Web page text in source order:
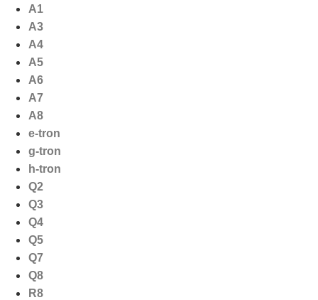
naar
inhoud
A1
A3
A4
A5
A6
A7
A8
e-tron
g-tron
h-tron
Q2
Q3
Q4
Q5
Q7
Q8
R8